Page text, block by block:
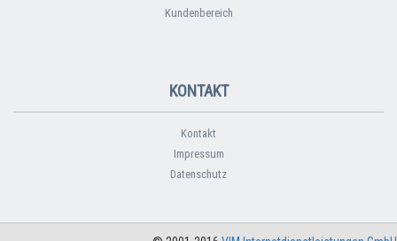
Kundenbereich
KONTAKT
Kontakt
Impressum
Datenschutz